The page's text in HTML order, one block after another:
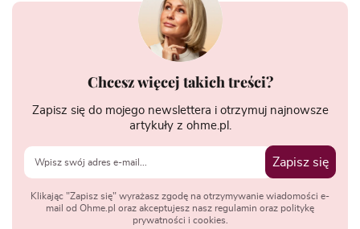
Chcesz więcej takich treści?
Zapisz się do mojego newslettera i otrzymuj najnowsze
artykuły z ohme.pl.
Zapisz się
Klikając "Zapisz się" wyrażasz zgodę na otrzymywanie wiadomości e-
mail od Ohme.pl oraz akceptujesz nasz regulamin oraz politykę
prywatności i cookies.